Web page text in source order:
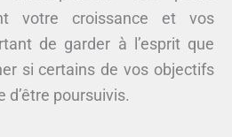
votre croissance et vos
de garder à l’esprit que
si certains de vos objectifs
d’être poursuivis.